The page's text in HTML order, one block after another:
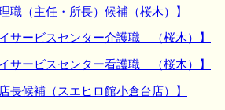
（主任・所長）候補（桜木）】
サービスセンター介護職 （桜木）】
サービスセンター看護職 （桜木）】
候補（スエヒロ館小倉台店）】